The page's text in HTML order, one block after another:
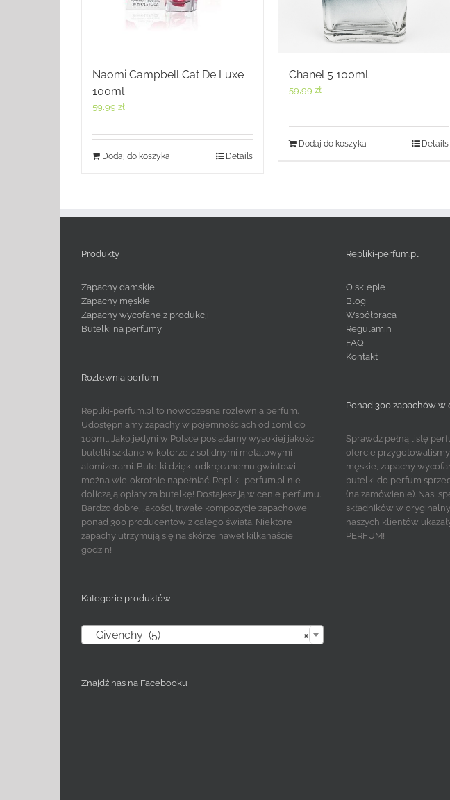
Naomi Campbell Cat De Luxe
100ml
59,99 zł
Dodaj do koszyka Details
Chanel 5 100ml
59,99 zł
Dodaj do koszyka Details
Produkty
Zapachy damskie
Zapachy męskie
Zapachy wycofane z produkcji
Butelki na perfumy
Rozlewnia perfum
Repliki-perfum.pl to nowoczesna rozlewnia perfum.
Udostępniamy zapachy w pojemnościach od 10ml do
100ml. Jako jedyni w Polsce posiadamy wysokiej jakości
butelki szklane w kolorze z solidnymi metalowymi
atomizerami. Butelki dzięki odkręcanemu gwintowi
można wielokrotnie napełniać. Repliki-perfum.pl nie
doliczają opłaty za butelkę! Dostajesz ją w cenie perfumu.
Bardzo dobrej jakości, trwałe kompozycje zapachowe
ponad 300 producentów z całego świata. Niektóre
zapachy utrzymują się na skórze nawet kilkanaście
godzin!
Kategorie produktów

×
Givenchy (5)
Znajdź nas na Facebooku
Repliki-perfum.pl
O sklepie
Blog
Współpraca
Regulamin
FAQ
Kontakt
Ponad 300 zapachów w
Sprawdź pełną listę
ofercie
męskie, zapachy
butelki do perfum
(na zamówienie). Nasi
składników w
naszych klientów
PERFUM!